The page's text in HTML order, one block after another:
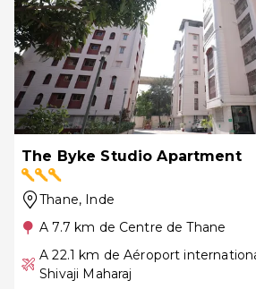
The Byke Studio Apartment
Thane, Inde
A 7.7 km de Centre de Thane
A 22.1 km de Aéroport
Shivaji Maharaj